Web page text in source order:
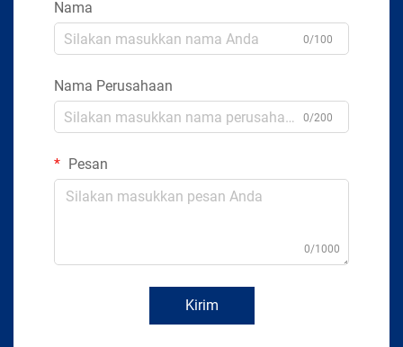
Nama
0/100
Nama Perusahaan
0/200
Pesan
0/1000
Kirim